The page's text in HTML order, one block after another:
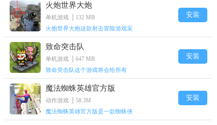
火炮世界大炮
单机游戏
132 MB
火炮世界大炮这款射击冒险游戏采
安装
致命突击队
单机游戏
647 MB
​致命突击队这个游戏将会给所有
安装
魔法蜘蛛英雄官方版
动作游戏
58.3M
魔法蜘蛛英雄官方版是一款蜘蛛侠
安装